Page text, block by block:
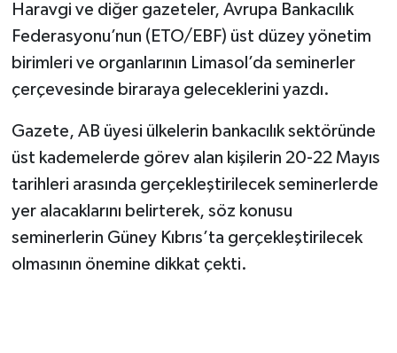
Haravgi ve diğer gazeteler, Avrupa Bankacılık
Federasyonu’nun (ETO/EBF) üst düzey yönetim
birimleri ve organlarının Limasol’da seminerler
çerçevesinde biraraya geleceklerini yazdı.
Gazete, AB üyesi ülkelerin bankacılık sektöründe
üst kademelerde görev alan kişilerin 20-22 Mayıs
tarihleri arasında gerçekleştirilecek seminerlerde
yer alacaklarını belirterek, söz konusu
seminerlerin Güney Kıbrıs’ta gerçekleştirilecek
olmasının önemine dikkat çekti.